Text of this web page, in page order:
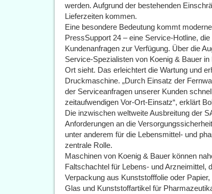
werden. Aufgrund der bestehenden
Lieferzeiten kommen.
Eine besondere Bedeutung kommt
PressSupport 24 – eine Service-Hotline,
Kundenanfragen zur Verfügung. Über die
Service-Spezialisten von Koenig & Bauer
Ort sieht. Das erleichtert die Wartung und
Druckmaschine. „Durch Einsatz der
der Serviceanfragen unserer Kunden
zeitaufwendigen Vor-Ort-Einsatz“, erklärt
Die inzwischen weltweite Ausbreitung der
Anforderungen an die
unter anderem für die Lebensmittel- und
zentrale Rolle.
Maschinen von Koenig & Bauer können
Faltschachtel für Lebens- und Arzneimittel,
Verpackung aus Kunststofffolie oder
Glas und Kunststoffartikel für